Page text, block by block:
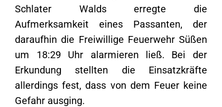
Schlater Walds erregte die
Aufmerksamkeit eines Passanten, der
daraufhin die Freiwillige Feuerwehr Süßen
um 18:29 Uhr alarmieren ließ. Bei der
Erkundung stellten die Einsatzkräfte
allerdings fest, dass von dem Feuer keine
Gefahr ausging.